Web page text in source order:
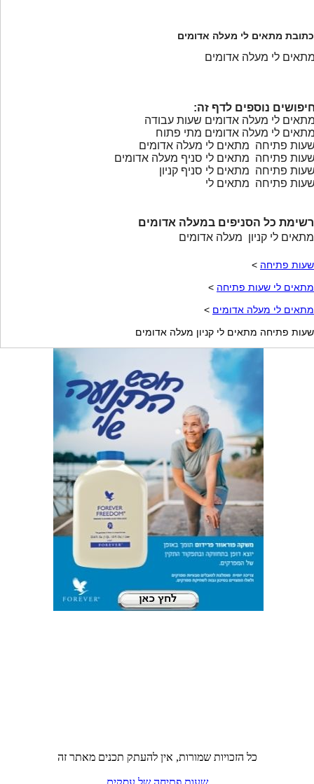
כתובת מתאים לי מעלה אדומים
לי מעלה אדומים
נוספים לדף זה:
לי מעלה אדומים שעות עבודה
לי מעלה אדומים מתי פתוח
פתיחה מתאים לי מעלה אדומים
פתיחה מתאים לי סניף מעלה אדומים
פתיחה מתאים לי סניף קניון
פתיחה מתאים לי
רשימת כל הסניפים במעלה אדומים
מתאים לי קניון מעלה אדומים
שעות פתיחה >
מתאים לי שעות פתיחה >
מתאים לי מעלה אדומים >
שעות פתיחה מתאים לי קניון מעלה אדומים
כל הזכויות שמורות, אין להעתק תכנים מאתר זה